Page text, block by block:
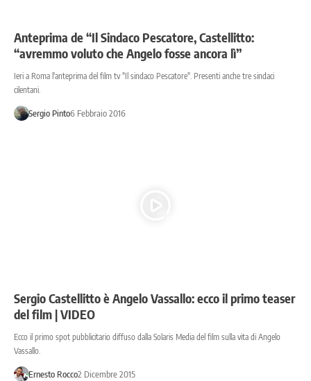
Anteprima de “Il Sindaco Pescatore, Castellitto:
“avremmo voluto che Angelo fosse ancora lì”
Ieri a Roma l'anteprima del film tv "Il sindaco Pescatore". Presenti anche tre sindaci
cilentani.
Sergio Pinto6 Febbraio 2016
Sergio Castellitto è Angelo Vassallo: ecco il primo teaser
del film | VIDEO
Ecco il primo spot pubblicitario diffuso dalla Solaris Media del film sulla vita di Angelo
Vassallo.
Ernesto Rocco2 Dicembre 2015